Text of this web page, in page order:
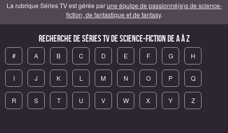
La rubrique Séries TV est gérée parune équipe de passionné(e)s de science-
fiction, de fantastique et de fantasy.
Recherche de Séries TV de science-fiction de A à Z
# A B C D E F G H
I J K L M N O P Q
R S T U V W X Y Z